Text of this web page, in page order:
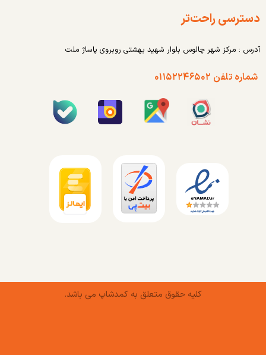
دسترسی راحت‌تر
آدرس : مرکز شهر چالوس بلوار شهید بهشتی روبروی پاساژ ملت
شماره تلفن ۰۱۱۵۲۲۴۶۵۰۲
کلیه حقوق متعلق به کمدشاپ می باشد.